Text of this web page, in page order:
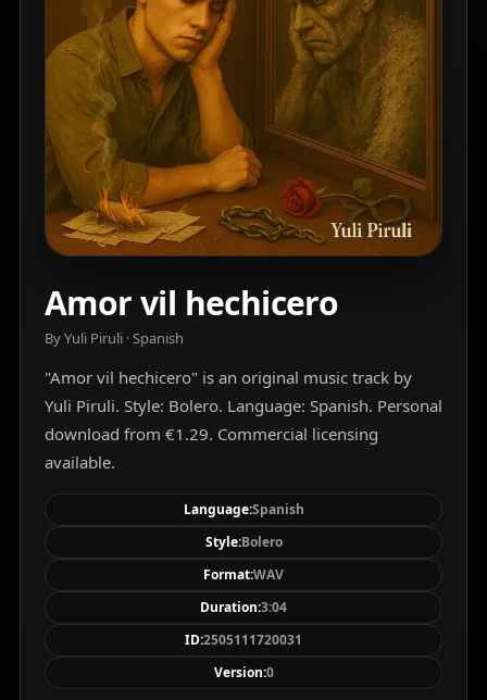
Amor vil hechicero
By Yuli Piruli · Spanish
"Amor vil hechicero" is an original music track by
Yuli Piruli. Style: Bolero. Language: Spanish. Personal
download from €1.29. Commercial licensing
available.
Language:Spanish
Style:Bolero
Format:WAV
Duration:3:04
ID:2505111720031
Version:0